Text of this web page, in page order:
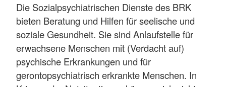
Die Sozialpsychiatrischen Dienste des BRK
bieten Beratung und Hilfen für seelische und
soziale Gesundheit. Sie sind Anlaufstelle für
erwachsene Menschen mit (Verdacht auf)
psychische Erkrankungen und für
gerontopsychiatrisch erkrankte Menschen. In